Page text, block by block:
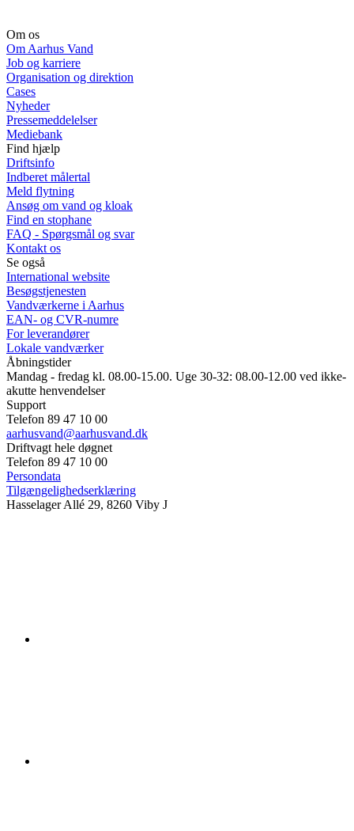
Om os
Om Aarhus Vand
Job og karriere
Organisation og direktion
Cases
Nyheder
Pressemeddelelser
Mediebank
Find hjælp
Driftsinfo
Indberet målertal
Meld flytning
Ansøg om vand og kloak
Find en stophane
FAQ - Spørgsmål og svar
Kontakt os
Se også
International website
Besøgstjenesten
Vandværkerne i Aarhus
EAN- og CVR-numre
For leverandører
Lokale vandværker
Åbningstider
Mandag - fredag kl. 08.00-15.00. Uge 30-32: 08.00-12.00 ved ikke-
akutte henvendelser
Support
Telefon 89 47 10 00
aarhusvand@aarhusvand.dk
Driftvagt hele døgnet
Telefon 89 47 10 00
Persondata
Tilgængelighedserklæring
Hasselager Allé 29, 8260 Viby J